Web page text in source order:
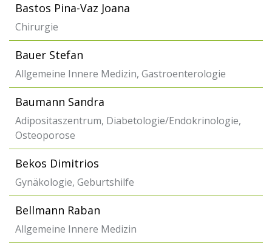
Bastos Pina-Vaz Joana
Chirurgie
Bauer Stefan
Allgemeine Innere Medizin, Gastroenterologie
Baumann Sandra
Adipositaszentrum, Diabetologie/Endokrinologie,
Osteoporose
Bekos Dimitrios
Gynäkologie, Geburtshilfe
Bellmann Raban
Allgemeine Innere Medizin